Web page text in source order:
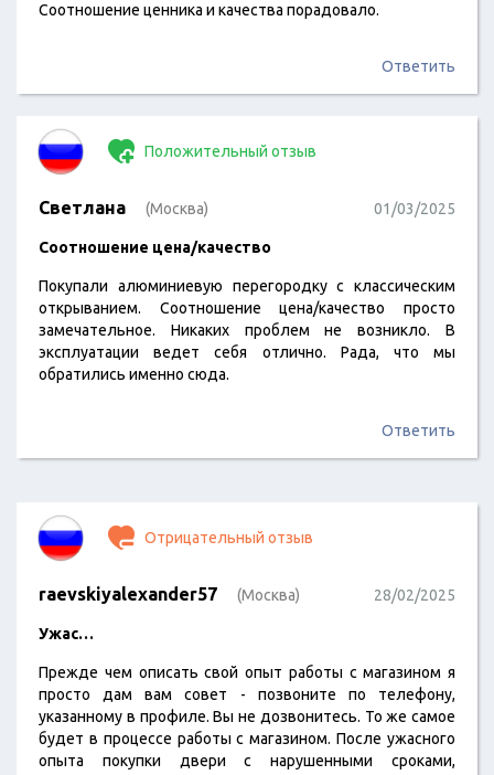
Соотношение ценника и качества порадовало.
Ответить
Положительный отзыв
Светлана (Москва) 01/03/2025
Соотношение цена/качество
Покупали алюминиевую перегородку с классическим
открыванием. Соотношение цена/качество просто
замечательное. Никаких проблем не возникло. В
эксплуатации ведет себя отлично. Рада, что мы
обратились именно сюда.
Ответить
Отрицательный отзыв
raevskiyalexander57 (Москва) 28/02/2025
Ужас…
Прежде чем описать свой опыт работы с магазином я
просто дам вам совет - позвоните по телефону,
указанному в профиле. Вы не дозвонитесь. То же самое
будет в процессе работы с магазином. После ужасного
опыта покупки двери с нарушенными сроками,